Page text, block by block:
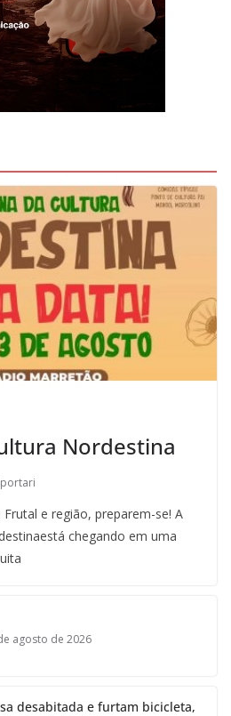
Nordestina
e região, preparem-se! A
chegando em uma
agosto de 2026
desabitada e furtam bicicleta,